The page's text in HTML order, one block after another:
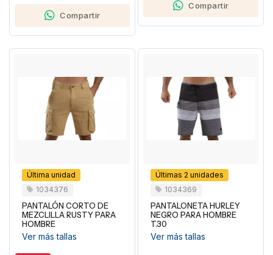
Compartir
Compartir
Última unidad
1034376
PANTALÓN CORTO DE
MEZCLILLA RUSTY PARA
HOMBRE
Ver más tallas
Últimas 2 unidades
1034369
PANTALONETA HURLEY
NEGRO PARA HOMBRE
T.30
Ver más tallas